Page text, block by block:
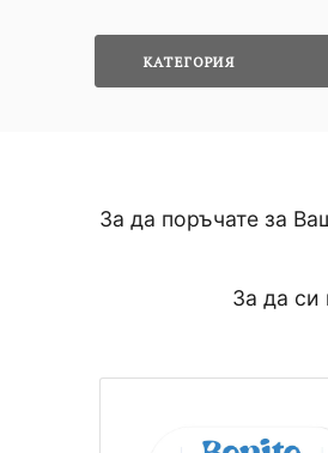
КАТЕГОРИЯ
За да поръчате за
За да си